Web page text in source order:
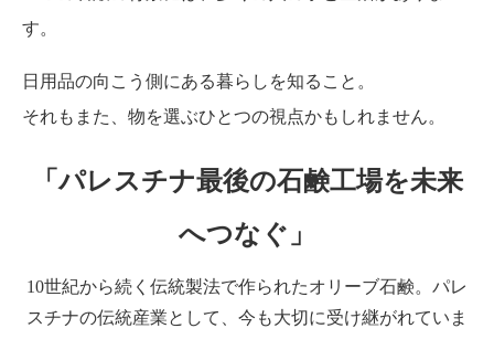
す。
日用品の向こう側にある暮らしを知ること。
それもまた、物を選ぶひとつの視点かもしれません。
「パレスチナ最後の石鹸工場を未来
へつなぐ」
10世紀から続く伝統製法で作られたオリーブ石鹸。パレ
スチナの伝統産業として、今も大切に受け継がれていま